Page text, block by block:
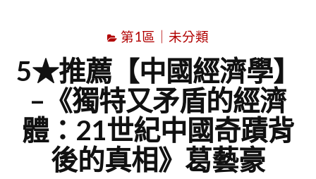
第1區｜未分類
5★推薦【中國經濟學】
–《獨特又矛盾的經濟
體：21世紀中國奇蹟背
後的真相》葛藝豪